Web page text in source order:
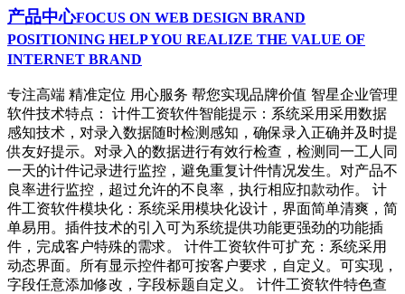
产品中心FOCUS ON WEB DESIGN BRAND
POSITIONING HELP YOU REALIZE THE VALUE OF
INTERNET BRAND
专注高端 精准定位 用心服务 帮您实现品牌价值 智星企业管理
软件技术特点： 计件工资软件智能提示：系统采用采用数据
感知技术，对录入数据随时检测感知，确保录入正确并及时提
供友好提示。对录入的数据进行有效行检查，检测同一工人同
一天的计件记录进行监控，避免重复计件情况发生。对产品不
良率进行监控，超过允许的不良率，执行相应扣款动作。 计
件工资软件模块化：系统采用模块化设计，界面简单清爽，简
单易用。插件技术的引入可为系统提供功能更强劲的功能插
件，完成客户特殊的需求。 计件工资软件可扩充：系统采用
动态界面。所有显示控件都可按客户要求，自定义。可实现，
字段任意添加修改，字段标题自定义。 计件工资软件特色查